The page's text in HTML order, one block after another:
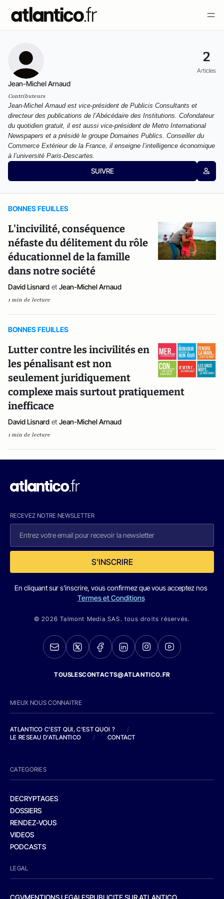
2
Articles
Jean-Michel Arnaud
Contributeurs
Jean-Michel Arnaud est vice-président de Publicis Consultants et
directeur des publications de l’Abécédaire des Institutions. Cofondateur
du quotidien gratuit, il est aussi vice-président de Metro International
Newspapers et a présidé le groupe Domaines Publics. Conseiller du
Commerce Extérieur de la France, il enseigne l’intelligence économique
à l’université Paris-Descartes.
SUIVRE
BONNES FEUILLES
L'incivilité, conséquence
néfaste du délitement du rôle
éducationnel de la famille
dans notre société
David Lisnard et Jean-Michel Arnaud
1 min de lecture
BONNES FEUILLES
Lutter contre les incivilités en
les pénalisant est non
seulement juridiquement
complexe mais surtout pratiquement
inefficace
David Lisnard et Jean-Michel Arnaud
1 min de lecture
RECEVEZ NOTRE NEWSLETTER
S'INSCRIRE
En cliquant sur s'inscrire, vous confirmez que vous acceptez nos
Termes et Conditions
© 2026 Talmont Media SAS. tous droits réservés.
TOUSLESCONTACTS@ATLANTICO.FR
MIEUX NOUS CONNAITRE
ATLANTICO C'EST QUI, C'EST QUOI ?
/
LE RESEAU D'ATLANTICO
/ CONTACT
CATEGORIES
DECRYPTAGES
DOSSIERS
RENDEZ-VOUS
VIDEOS
PODCASTS
LEGAL
CGVMENTIONS LEGALESPUBLICITE SUR ATLANTICO